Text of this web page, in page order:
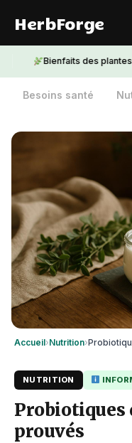
HerbForge
Bienfaits des plantes &
Besoins santé
Accueil›Nutrition›
NUTRITION
Probiotiques
prouvés